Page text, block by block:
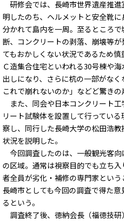
研修会では、長崎市世界遺産推
明したのち、ヘルメットと安全靴
分かれて島内を一周。至るところ
断、コンクリートの剥落、崩壊等
てもおかしくない状況であるため
Ｃ造集合住宅といわれる30号棟や
出しになり、さらに杭の一部がな
これで崩れないのか」などど驚きの
また、同会や日本コンクリート工
リート試験体を設置して行ってい
察し、同行した長崎大学の松田浩
状況を説明した。
今回調査したのは、一般観光客
の区域。通常は視察目的でも立ち
者全員が劣化・補修の専門家という
長崎市としても今回の調査で得た
るという。
調査終了後、徳納会長（福徳技研